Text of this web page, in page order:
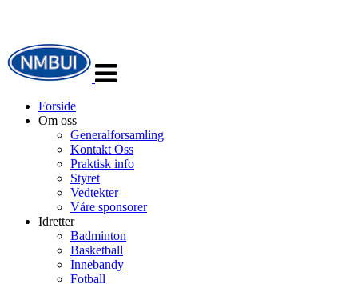
navigasjon
Forside
Om oss
Generalforsamling
Kontakt Oss
Praktisk info
Styret
Vedtekter
Våre sponsorer
Idretter
Badminton
Basketball
Innebandy
Fotball